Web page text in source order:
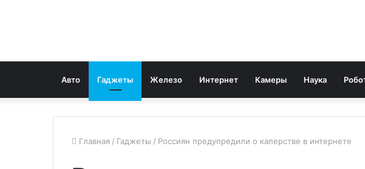
Авто Гаджеты Железо Интернет Камеры Наука
Главная / Гаджеты / Россиян предупредили о каперстве в интернете